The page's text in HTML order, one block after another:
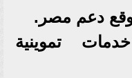
دعم مصر.
تموينية